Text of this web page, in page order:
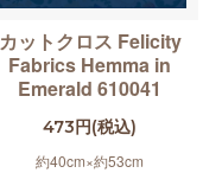
カットクロス Felicity
Fabrics Hemma in
Emerald 610041
473円(税込)
約40cm×約53cm